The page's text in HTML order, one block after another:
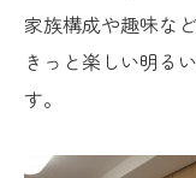
家族構成や趣味な
きっと楽しい明る
す。